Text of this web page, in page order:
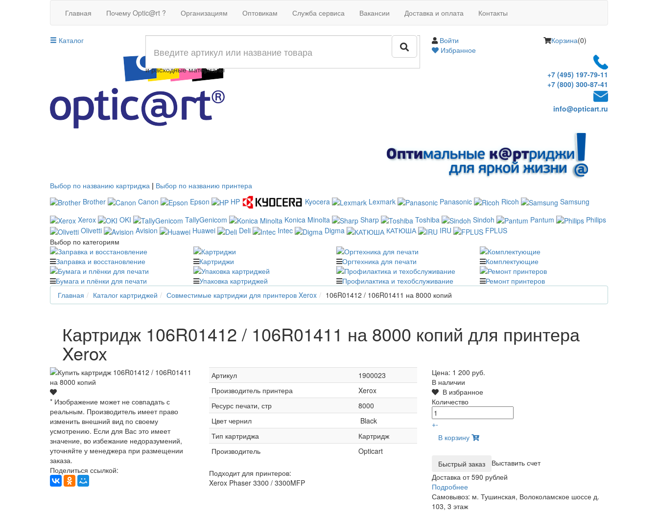
Главная Почему Optic@rt ? Организациям Оптовикам Служба сервиса Вакансии Доставка и оплата Контакты
Каталог
Войти
Избранное
Корзина(0)
Совместимые картриджи
и расходные материалы
+7 (495) 197-79-11
+7 (800) 300-87-41
info@opticart.ru
Выбор по названию картриджа | Выбор по названию принтера
Brother
Canon Epson HP Kyocera Lexmark Panasonic Ricoh
Samsung
Xerox
OKI TallyGenicom Konica Minolta Sharp Toshiba Sindoh Pantum
Philips
Olivetti
Avision Huawei Deli Intec Digma КАТЮША IRU
FPLUS
Выбор по категориям
Заправка и восстановление
Картриджи Оргтехника для печати
Комплектующие
Бумага и плёнки для печати
Упаковка картриджей Профилактика и техобслуживание
Ремонт принтеров
Главная
Каталог картриджей Совместимые картриджи для принтеров Xerox 106R01412 / 106R01411 на 8000 копий
Картридж 106R01412 / 106R01411 на 8000 копий для принтера
Xerox
* Изображение может не совпадать с
реальным. Производитель имеет право
изменить внешний вид по своему
усмотрению. Если для Вас это имеет
значение, во избежание недоразумений,
уточняйте у менеджера при размещении
заказа.
Поделиться ссылкой:
Артикул
1900023
Производитель принтера
Xerox
Ресурс печати, стр
8000
Цвет чернил
Black
Тип картриджа
Картридж
Производитель
Opticart
Подходит для принтеров:
Xerox Phaser 3300 / 3300MFP
Цена: 1 200 руб.
В наличии
В избранное
Количество
+-
В корзину
Выставить счет
Доставка от 590 рублей
Подробнее
Самовывоз: м. Тушинская, Волоколамское шоссе д.
103, 3 этаж